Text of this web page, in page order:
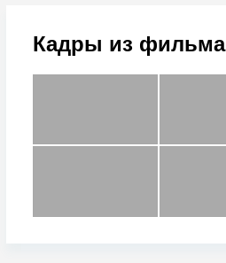
Кадры из фильма